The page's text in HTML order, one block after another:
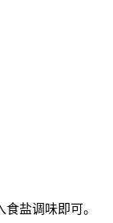
2、将扁豆、薏米、鸡脚、姜片‮放起一‬进炖盅/煲内，待煮‮后好‬加入食‮调盐‬味即可。